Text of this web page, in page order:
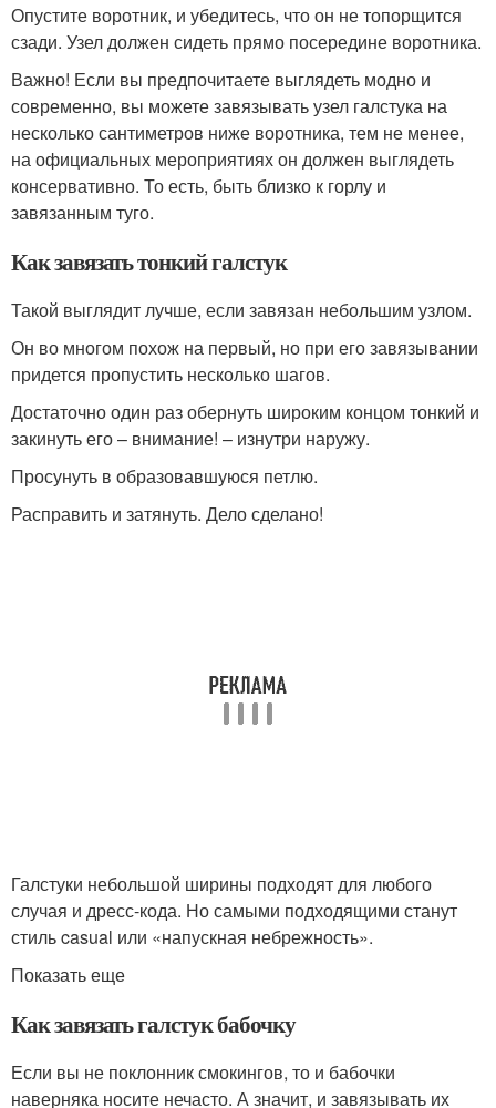
Опустите воротник, и убедитесь, что он не топорщится
сзади. Узел должен сидеть прямо посередине воротника.
Важно! Если вы предпочитаете выглядеть модно и
современно, вы можете завязывать узел галстука на
несколько сантиметров ниже воротника, тем не менее,
на официальных мероприятиях он должен выглядеть
консервативно. То есть, быть близко к горлу и
завязанным туго.
Как завязать тонкий галстук
Такой выглядит лучше, если завязан небольшим узлом.
Он во многом похож на первый, но при его завязывании
придется пропустить несколько шагов.
Достаточно один раз обернуть широким концом тонкий и
закинуть его – внимание! – изнутри наружу.
Просунуть в образовавшуюся петлю.
Расправить и затянуть. Дело сделано!
Галстуки небольшой ширины подходят для любого
случая и дресс-кода. Но самыми подходящими станут
стиль casual или «напускная небрежность».
Показать еще
Как завязать галстук бабочку
Если вы не поклонник смокингов, то и бабочки
наверняка носите нечасто. А значит, и завязывать их